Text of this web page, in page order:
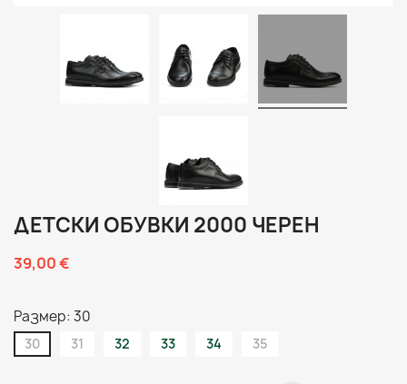
ДЕТСКИ ОБУВКИ 2000 ЧЕРЕН
39,00 €
Размер: 30
30 31 32 33 34 35